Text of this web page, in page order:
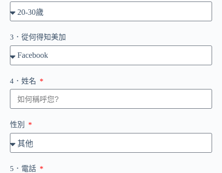
3．從何得知美加
4．姓名
性別
5．電話